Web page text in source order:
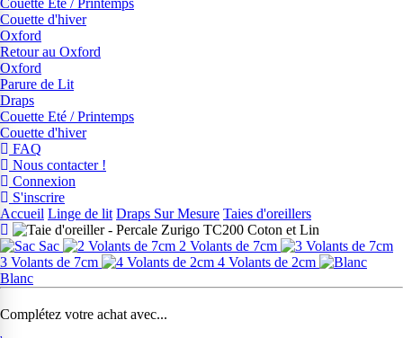
Couette Eté / Printemps
Couette d'hiver
Oxford
Retour au Oxford
Oxford
Parure de Lit
Draps
Couette Eté / Printemps
Couette d'hiver
FAQ
Nous contacter !
Connexion
S'inscrire
Accueil Linge de lit Draps Sur Mesure Taies d'oreillers
Sac
2 Volants de 7cm
3 Volants de 7cm
4 Volants de 2cm
Blanc
Complétez votre achat avec...